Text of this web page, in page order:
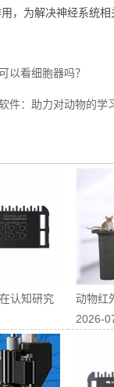
，为解决神经系统
以看细胞器吗？
件：助力对动物的学
认知研究 动物红
物屈光
2026-